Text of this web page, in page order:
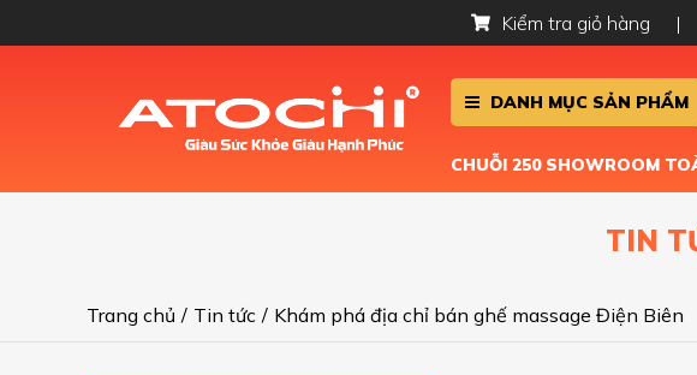
Kiểm tra giỏ hàng
DANH MỤC SẢN PHẨM
CHUỖI 250 SHOWROOM
TIN
Trang chủ / Tin tức / Khám phá địa chỉ bán ghế massage Điện Biên